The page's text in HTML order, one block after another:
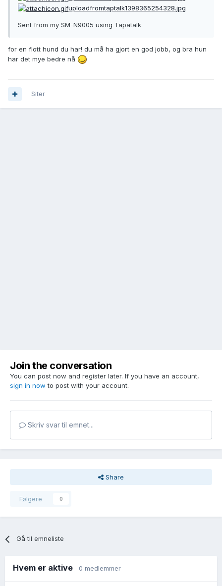
uploadfromtaptalk1398365254328.jpg
Sent from my SM-N9005 using Tapatalk
for en flott hund du har! du må ha gjort en god jobb, og bra hun
har det mye bedre nå
Siter
Join the conversation
You can post now and register later. If you have an account,
sign in now to post with your account.
Skriv svar til emnet...
Share
Følgere 0
Gå til emneliste
Hvem er aktive 0 medlemmer